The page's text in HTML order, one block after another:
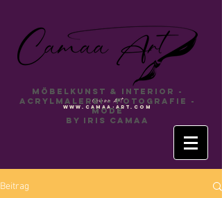
Camaa Art
www.camaa-art.com
Möbelkunst & INTERIOR -
Acrylmalerei - Fotografie -
Mode
by Iris Camaa
Beitrag